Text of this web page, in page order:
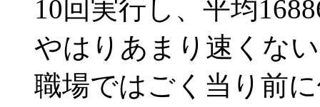
10回実行し、平均
やはりあまり速くな
職場ではごく当り前